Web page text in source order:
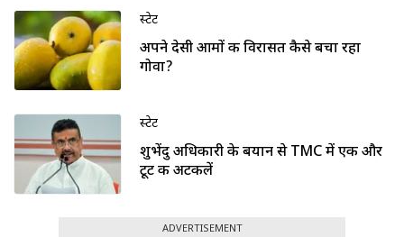
स्टेट
अपने देसी आमों की विरासत कैसे बचा रहा
गोवा?
स्टेट
शुभेंदु अधिकारी के बयान से TMC में एक और
टूट की अटकलें
ADVERTISEMENT